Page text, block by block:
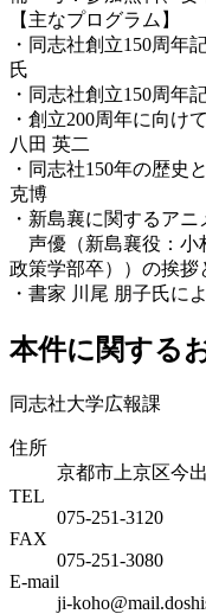
【主なプログラム】
・同志社創立150周
氏
・同志社創立150周年
・創立200周年に向け
八田 英二
・同志社150年の歴史
克博
・新島襄に関するア
声優（新島襄役：小
政策学部卒））の挨拶
・書家 川尾 朋子氏に
本件に関する
同志社大学広報課
住所
京都市上京区今
TEL
075-251-3120
FAX
075-251-3080
E-mail
ji-